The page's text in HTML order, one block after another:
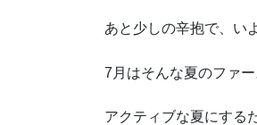
あと少しの辛抱で、い
7月はそんな夏のファー
アクティブな夏にする